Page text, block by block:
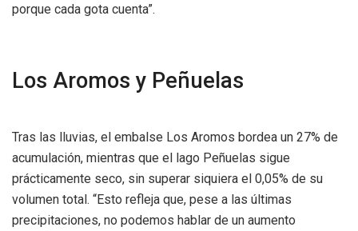
porque cada gota cuenta”.
Los Aromos y Peñuelas
Tras las lluvias, el embalse Los Aromos bordea un 27% de
acumulación, mientras que el lago Peñuelas sigue
prácticamente seco, sin superar siquiera el 0,05% de su
volumen total. “Esto refleja que, pese a las últimas
precipitaciones, no podemos hablar de un aumento